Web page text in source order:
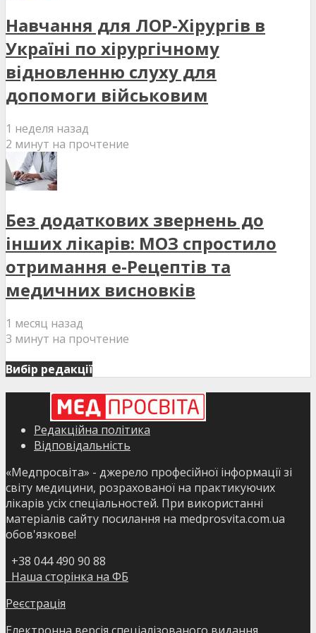
Навчання для ЛОР-Хірургів в
Україні по хірургічному
відновленню слуху для
допомоги військовим
1 неделя назад
2 минут на прочтение
Без додаткових звернень до
інших лікарів: МОЗ спростило
отримання е-Рецептів та
медичних висновків
1 месяц назад
3 минут на прочтение
Вибір редакції
Редакційна політика
Відповідальність
«Медпросвіта» - джерело професійної інформації зі
світу медицини, розрахованої на практикуючих
лікарів усіх спеціальностей. При використанні
матеріалів сайту посилання на medprosvita.com.ua
обов'язкове!
+38 044 490 90 88
Наша сторінка на ФБ
Реєстрація